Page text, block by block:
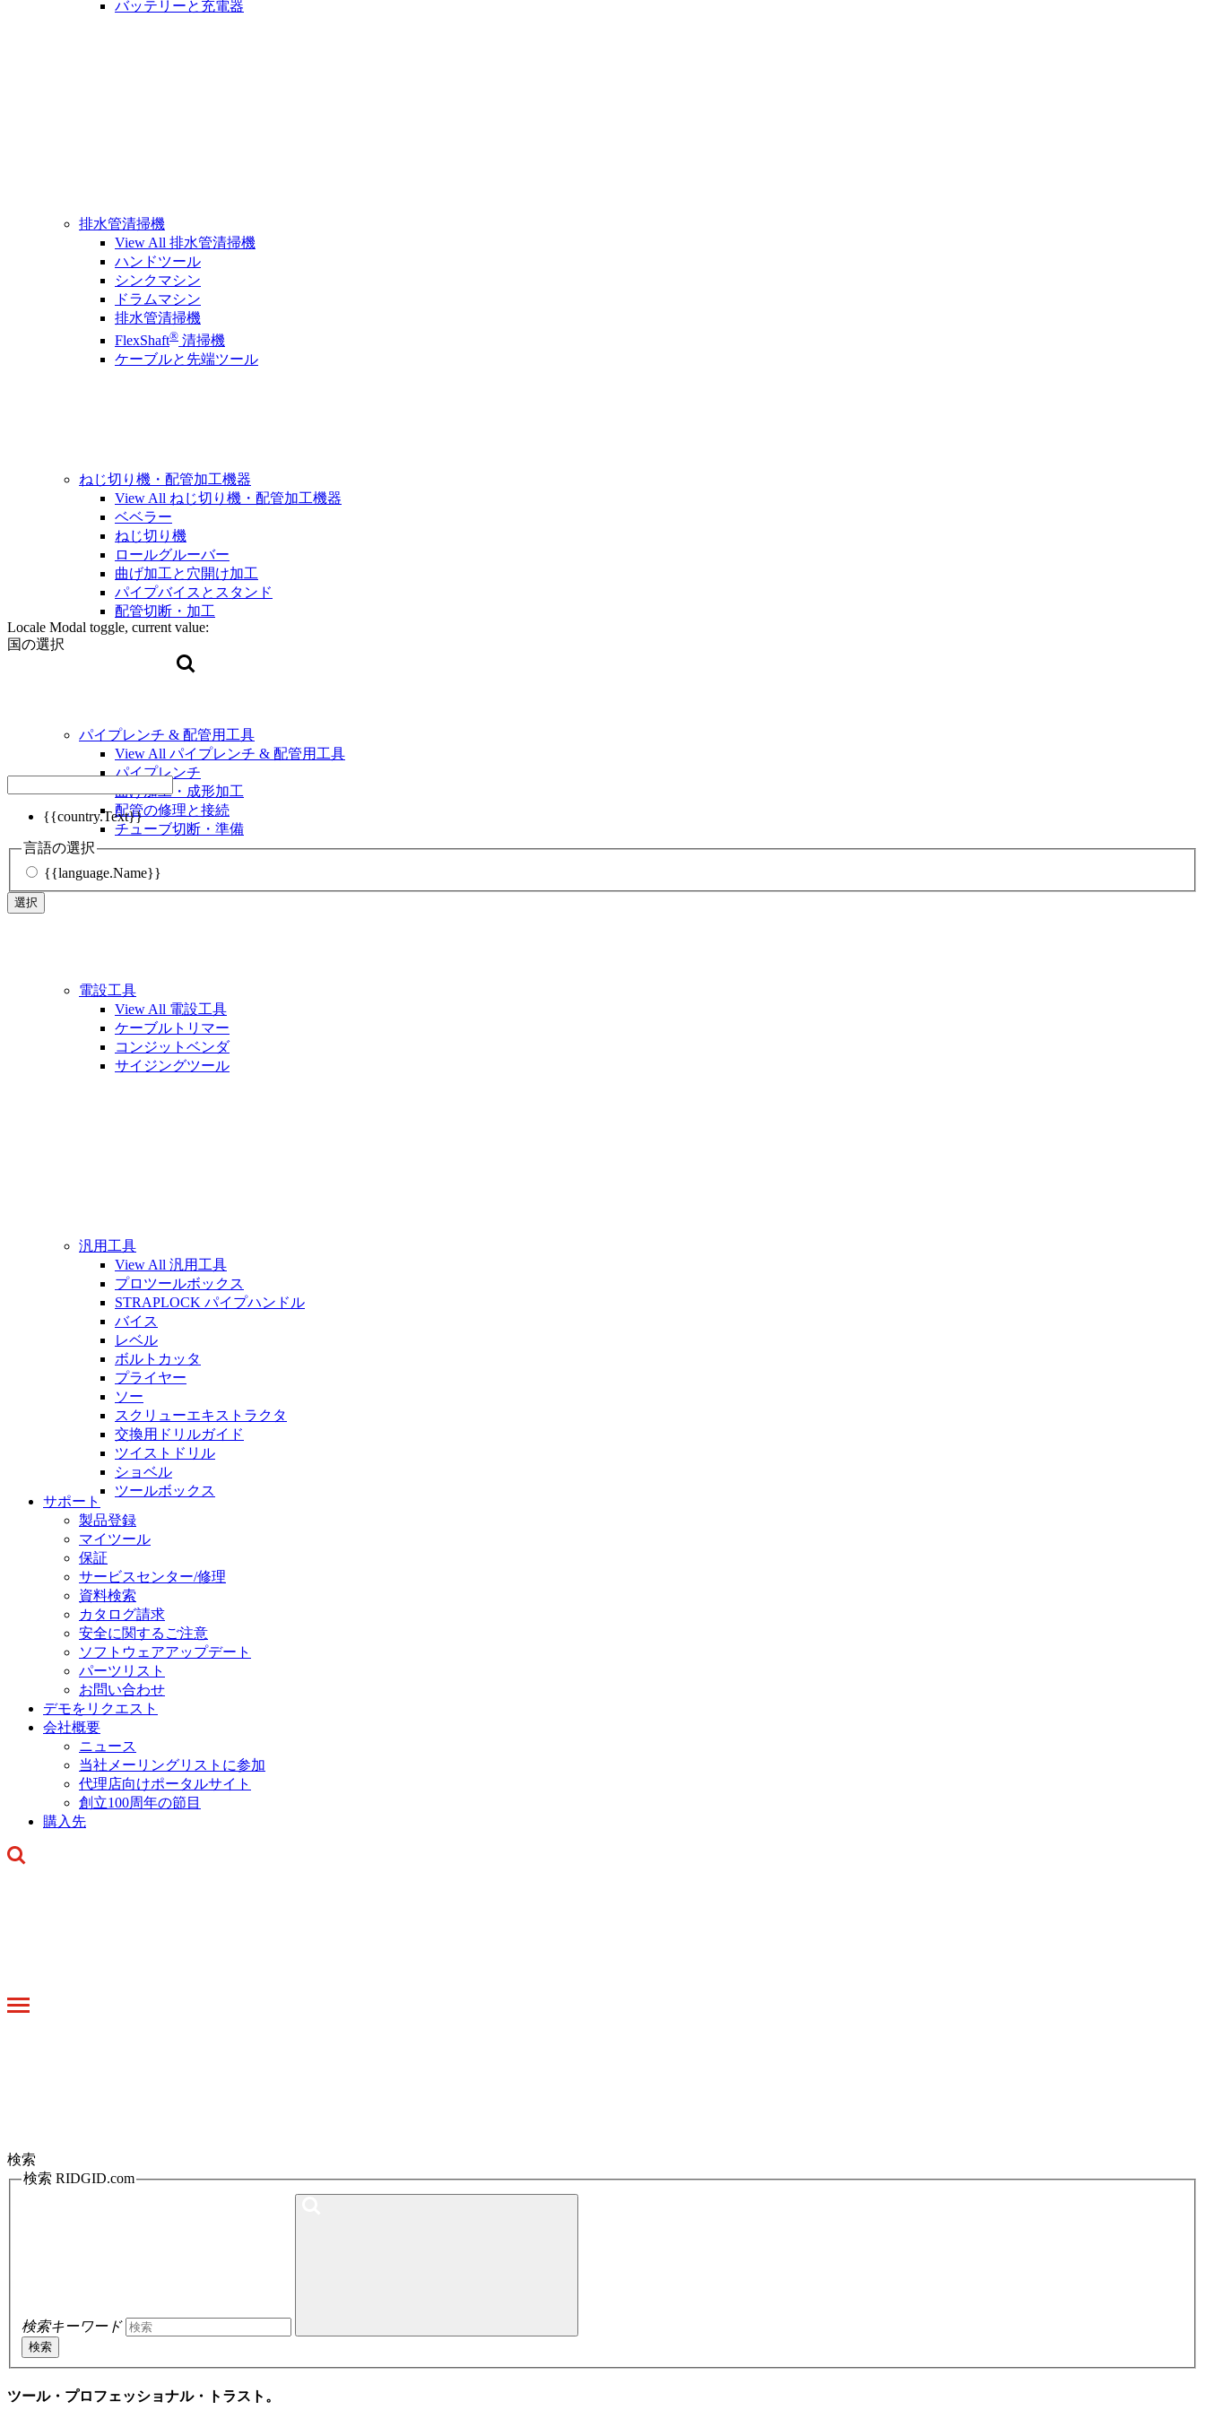
Locale Modal toggle, current value:
国の選択
{{country.Text}}
言語の選択
{{language.Name}}
選択
バッテリーと充電器
排水管清掃機
View All 排水管清掃機
ハンドツール
シンクマシン
ドラムマシン
排水管清掃機
FlexShaft® 清掃機
ケーブルと先端ツール
ねじ切り機・配管加工機器
View All ねじ切り機・配管加工機器
ベベラー
ねじ切り機
ロールグルーバー
曲げ加工と穴開け加工
パイプバイスとスタンド
配管切断・加工
パイプレンチ & 配管用工具
View All パイプレンチ & 配管用工具
パイプレンチ
曲げ加工・成形加工
配管の修理と接続
チューブ切断・準備
電設工具
View All 電設工具
ケーブルトリマー
コンジットベンダ
サイジングツール
汎用工具
View All 汎用工具
プロツールボックス
STRAPLOCK パイプハンドル
バイス
レベル
ボルトカッタ
プライヤー
ソー
スクリューエキストラクタ
交換用ドリルガイド
ツイストドリル
ショベル
ツールボックス
サポート
製品登録
マイツール
保証
サービスセンター/修理
資料検索
カタログ請求
安全に関するご注意
ソフトウェアアップデート
パーツリスト
お問い合わせ
デモをリクエスト
会社概要
ニュース
当社メーリングリストに参加
代理店向けポータルサイト
創立100周年の節目
購入先
Toggle
検索
検索 RIDGID.com
検索キーワード
検索
ツール・プロフェッショナル・トラスト。